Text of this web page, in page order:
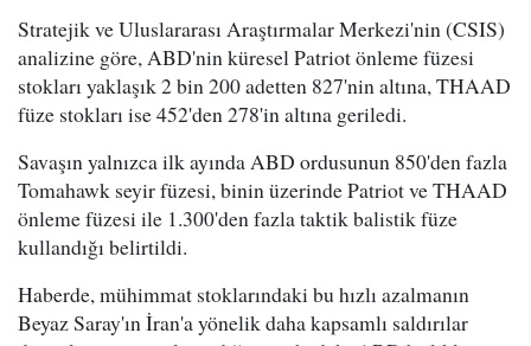
Stratejik ve Uluslararası Araştırmalar Merkezi'nin (CSIS)
analizine göre, ABD'nin küresel Patriot önleme füzesi
stokları yaklaşık 2 bin 200 adetten 827'nin altına, THAAD
füze stokları ise 452'den 278'in altına geriledi.
Savaşın yalnızca ilk ayında ABD ordusunun 850'den fazla
Tomahawk seyir füzesi, binin üzerinde Patriot ve THAAD
önleme füzesi ile 1.300'den fazla taktik balistik füze
kullandığı belirtildi.
Haberde, mühimmat stoklarındaki bu hızlı azalmanın
Beyaz Saray'ın İran'a yönelik daha kapsamlı saldırılar